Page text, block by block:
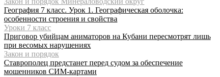
География 7 класс. Урок 1. Географическая оболочка:
особенности строения и свойства
Уроки 7 класс
Приговор убийцам аниматоров на Кубани пересмотрят лишь
при весомых нарушениях
Закон и порядок
Ставрополец предстанет перед судом за обеспечение
мошенников СИМ-картами